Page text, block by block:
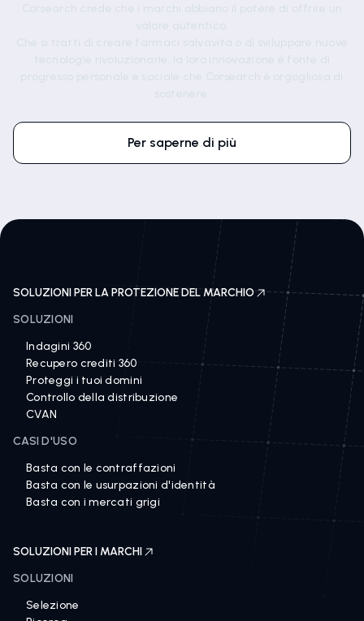
Per saperne di più
SOLUZIONI PER LA PROTEZIONE DEL MARCHIO
SOLUZIONI
Indagini 360
Recupero crediti 360
Proteggi i tuoi domini
Controllo della distribuzione
CVAN
CASI D'USO
Basta con le contraffazioni
Basta con le usurpazioni d'identità
Basta con i mercati grigi
SOLUZIONI PER I MARCHI
SOLUZIONI
Selezione